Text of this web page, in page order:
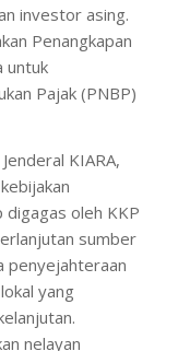
investor asing.
Penangkapan
untuk
Pajak (PNBP)
KIARA,
oleh KKP
sumber
penyejahteraan
yang
nelayan